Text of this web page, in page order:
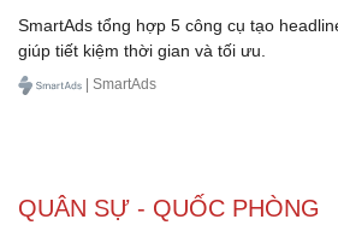
SmartAds tổng hợp 5 công cụ tạo
giúp tiết kiệm thời gian và tối ưu.
| SmartAds
QUÂN SỰ - QUỐC PHÒNG